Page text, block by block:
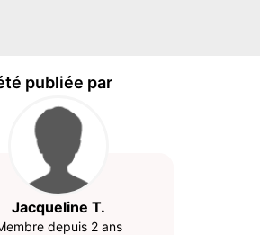
publiée par
Jacqueline T.
depuis 2 ans